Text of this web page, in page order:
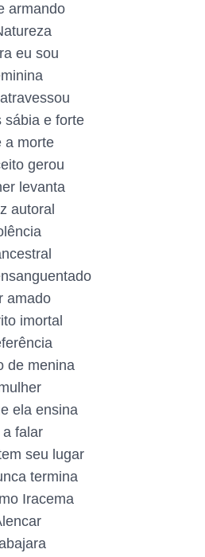
armando
eu sou
sábia e forte
a morte
gerou
levanta
autoral
amado
imortal
de menina
ela ensina
a falar
seu lugar
termina
Iracema